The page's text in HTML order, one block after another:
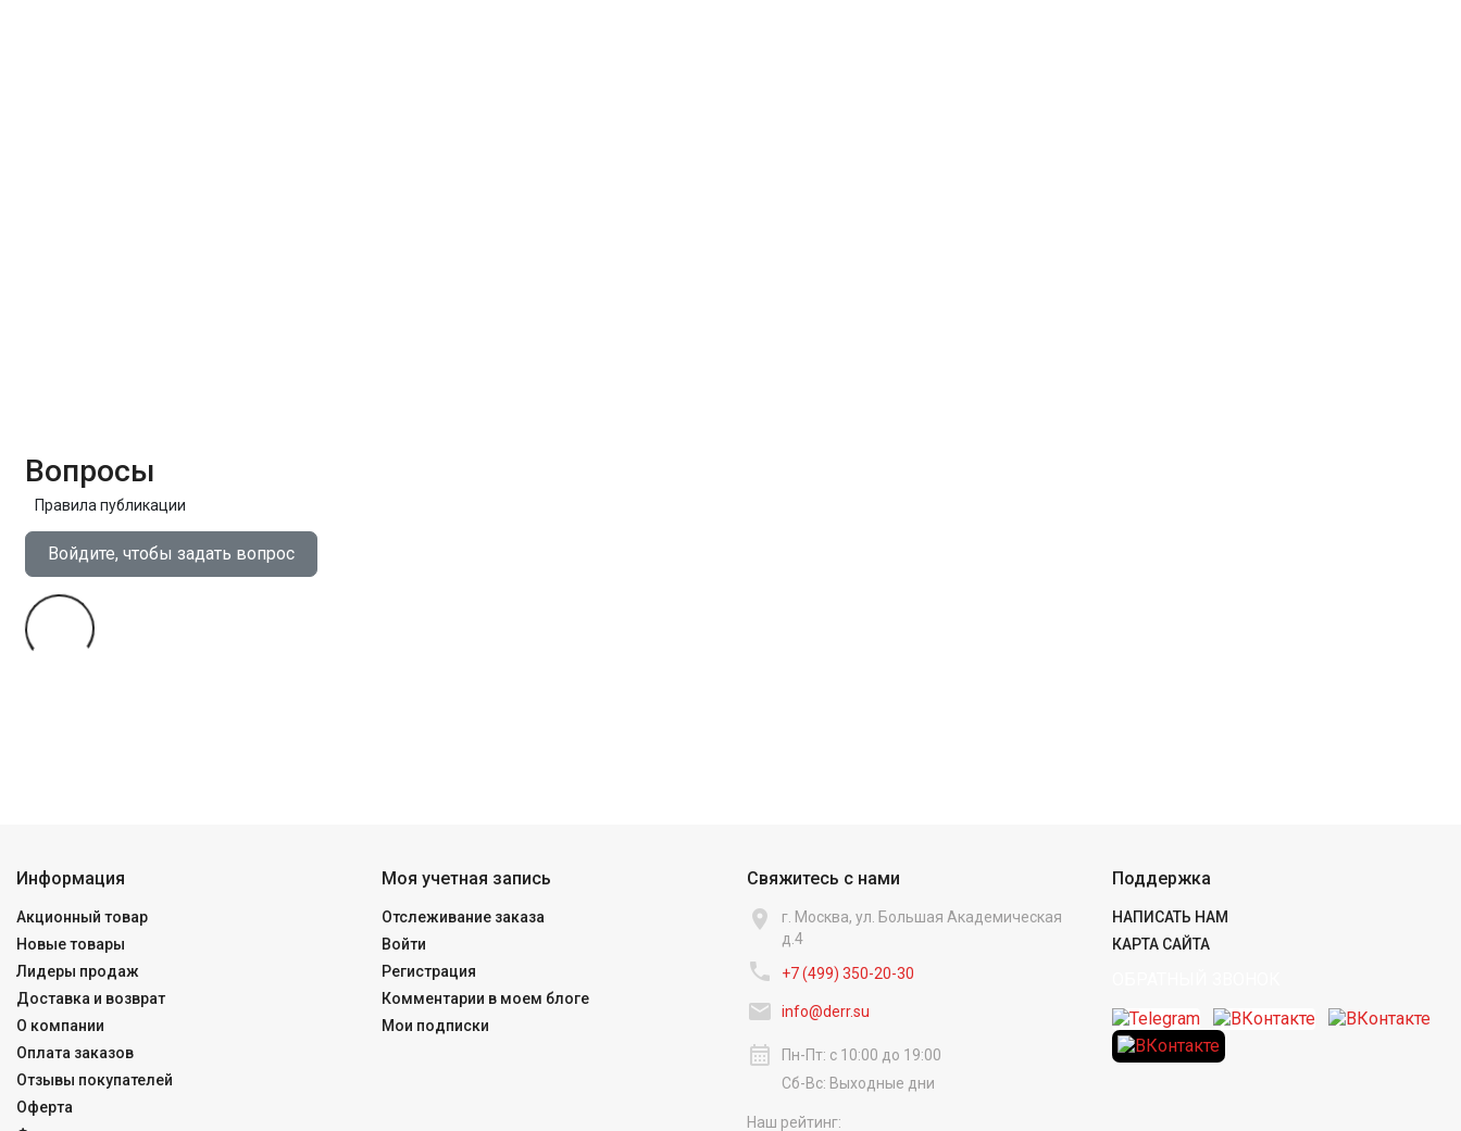
Вопросы
Правила публикации
Войдите, чтобы задать вопрос
Информация
Акционный товар
Новые товары
Лидеры продаж
Доставка и возврат
О компании
Оплата заказов
Отзывы покупателей
Оферта
Моя учетная запись
Отслеживание заказа
Войти
Регистрация
Комментарии в моем блоге
Мои подписки
Свяжитесь с нами

г. Москва, ул. Большая Академическая
д.4
 +7 (499) 350-20-30
 info@derr.su
calendar_month
Пн-Пт: с 10:00 до 19:00
Сб-Вс: Выходные дни
Наш рейтинг:
Поддержка
НАПИСАТЬ НАМ
КАРТА САЙТА